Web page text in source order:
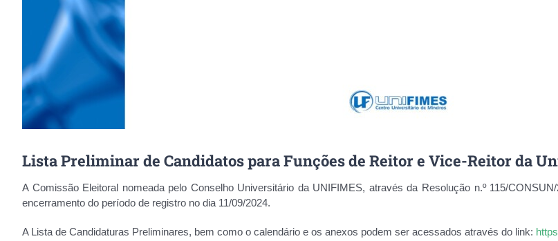
Lista Preliminar de Candidatos para Funções de Reitor e Vice-Reitor da
A Comissão Eleitoral nomeada pelo Conselho Universitário da UNIFIMES, através da Resolução n.º 115/
encerramento do período de registro no dia 11/09/2024.
A Lista de Candidaturas Preliminares, bem como o calendário e os anexos podem ser acessados através do link: